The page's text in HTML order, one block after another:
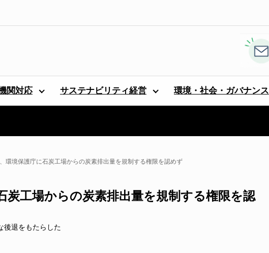
関対応 サステナビリティ経営 環境・社会・ガバナンス
環境保護庁に石炭工場からの炭素排出量を規制する権限を認めず
炭工場からの炭素排出量を規制する権限を認